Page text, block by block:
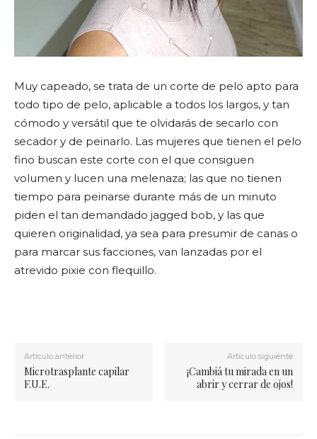
Muy capeado, se trata de un corte de pelo apto para
todo tipo de pelo, aplicable a todos los largos, y tan
cómodo y versátil que te olvidarás de secarlo con
secador y de peinarlo. Las mujeres que tienen el pelo
fino buscan este corte con el que consiguen
volumen y lucen una melenaza; las que no tienen
tiempo para peinarse durante más de un minuto
piden el tan demandado jagged bob, y las que
quieren originalidad, ya sea para presumir de canas o
para marcar sus facciones, van lanzadas por el
atrevido pixie con flequillo.
Artículo anterior
Microtrasplante capilar
F.U.E.
Artículo siguiente
¡Cambiá tu mirada en un
abrir y cerrar de ojos!